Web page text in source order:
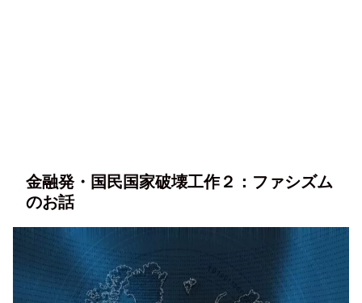
金融発・国民国家破壊工作２：ファシズム
のお話